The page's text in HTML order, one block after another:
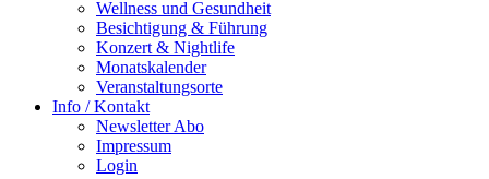
Wellness und Gesundheit
Besichtigung & Führung
Konzert & Nightlife
Monatskalender
Veranstaltungsorte
Info / Kontakt
Newsletter Abo
Impressum
Login